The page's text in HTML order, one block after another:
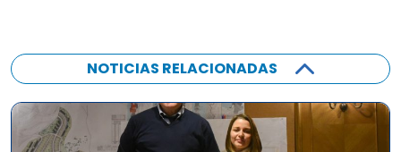
NOTICIAS RELACIONADAS